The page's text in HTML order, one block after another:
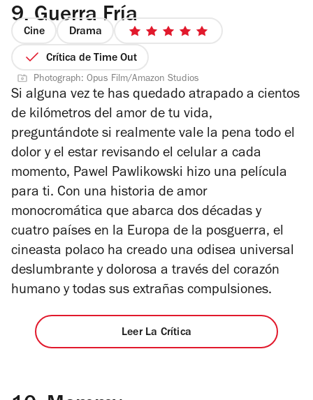
9. Guerra Fría
Cine Drama
5
5
estrellas
Crítica de Time Out
Photograph: Opus Film/Amazon Studios
Si alguna vez te has quedado atrapado a cientos
de kilómetros del amor de tu vida,
preguntándote si realmente vale la pena todo el
dolor y el estar revisando el celular a cada
momento, Pawel Pawlikowski hizo una película
para ti. Con una historia de amor
monocromática que abarca dos décadas y
cuatro países en la Europa de la posguerra, el
cineasta polaco ha creado una odisea universal
deslumbrante y dolorosa a través del corazón
humano y todas sus extrañas compulsiones.
Leer La Crítica